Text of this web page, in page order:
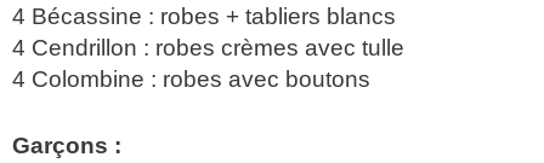
4 Bécassine : robes + tabliers blancs
4 Cendrillon : robes crèmes avec tulle
4 Colombine : robes avec boutons
Garçons :